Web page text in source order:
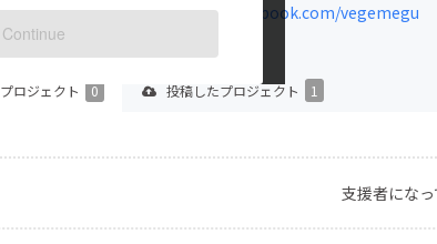
ビジネス・起業
チャレンジ
まちづくり・地域活性化
Continue
www.facebook.com/vegemegu
プロジェクト 0 投稿したプロジェクト 1
支援者にな